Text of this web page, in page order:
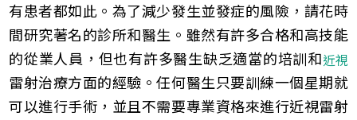
有患者都如此。為了減少發生並發症的風險，請花時
間研究著名的診所和醫生。雖然有許多合格和高技能
的從業人員，但也有許多醫生缺乏適當的培訓和近視
雷射治療方面的經驗。任何醫生只要訓練一個星期就
可以進行手術，並且不需要專業資格來進行近視雷射